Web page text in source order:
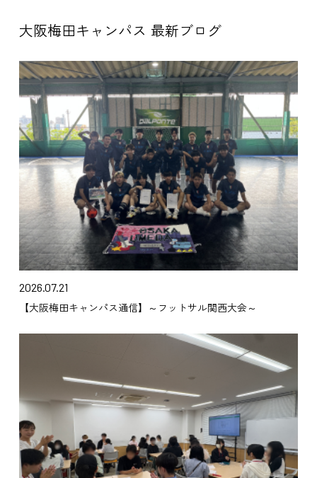
大阪梅田キャンパス 最新ブログ
2026.07.21
【大阪梅田キャンパス通信】～フットサル関西大会～